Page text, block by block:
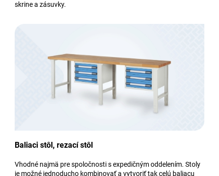
skrine a zásuvky.
Baliaci stôl, rezací stôl
Vhodné najmä pre spoločnosti s expedičným oddelením. Stoly
je možné jednoducho kombinovať a vytvoriť tak celú baliacu